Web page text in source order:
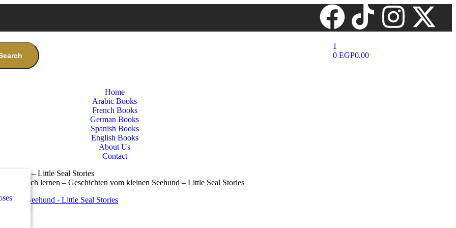
1
0 EGP0.00
Home
Arabic Books
French Books
German Books
Spanish Books
English Books
About Us
Contact
– Little Seal Stories
Englisch lernen – Geschichten vom kleinen Seehund – Little Seal Stories